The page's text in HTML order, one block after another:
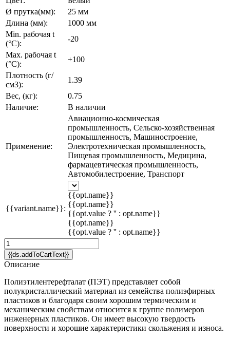
Ø прутка(мм):
25 мм
Длина (мм):
1000 мм
Min. рабочая t
(°C):
-20
Max. рабочая t
(°C):
+100
Плотность (г/
см3):
1.39
Вес, (кг):
0.75
Наличие:
В наличии
Применение:
Авиационно-космическая
промышленность, Сельско-хозяйственная
промышленность, Машиностроение,
Электротехническая промышленность,
Пищевая промышленность, Медицина,
фармацевтическая промышленность,
Автомобилестроение, Транспорт
{{variant.name}}:
{{opt.name}}
{{opt.name}}
{{opt.value ? '' : opt.name}}
{{opt.name}}
{{opt.value ? '' : opt.name}}
{{ds.addToCartText}}
Описание
Полиэтилентерефталат (ПЭТ) представляет собой
полукристаллический материал из семейства полиэфирных
пластиков и благодаря своим хорошим термическим и
механическим свойствам относится к группе полимеров
инженерных пластиков. Он имеет высокую твердость
поверхности и хорошие характеристики скольжения и износа.